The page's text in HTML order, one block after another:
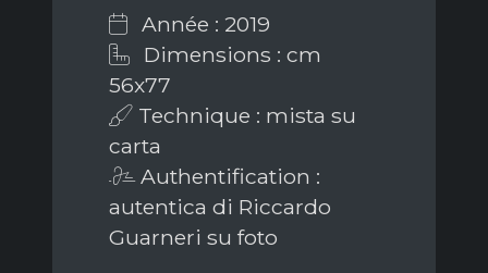
Année : 2019
Dimensions : cm
56x77
Technique : mista su
carta
Authentification :
autentica di Riccardo
Guarneri su foto